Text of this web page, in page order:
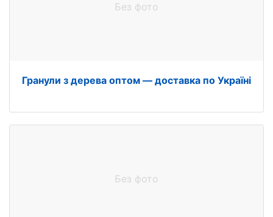
Без фото
Гранули з дерева оптом — доставка по Україні
Без фото